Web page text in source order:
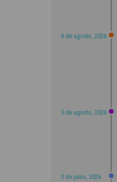
6 de agosto, 2026
5 de agosto, 2026
3 de junio, 2026